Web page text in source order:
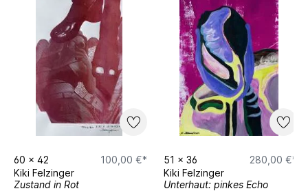
60 x 42
100,00 €*
Kiki Felzinger
Zustand in Rot
51 x 36
280,00 €*
Kiki Felzinger
Unterhaut: pinkes Echo